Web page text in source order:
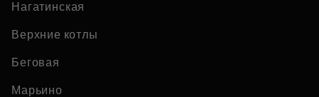
Нагатинская
Верхние котлы
Беговая
Марьино